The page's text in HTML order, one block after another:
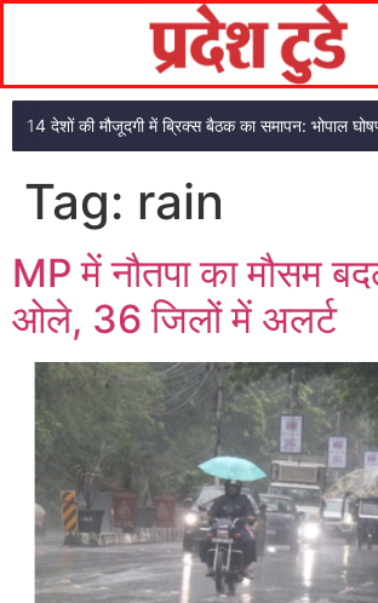
Tag: rain
MP में नौतपा का मौसम
ओले, 36 जिलों में अलर्ट